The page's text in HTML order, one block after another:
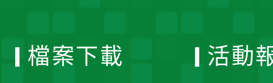
檔案下載 活動